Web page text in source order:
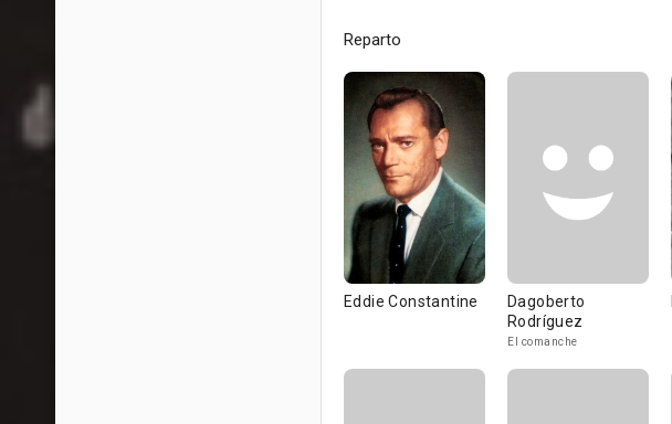
Reparto
Eddie Constantine
Dagoberto
Rodríguez
El comanche